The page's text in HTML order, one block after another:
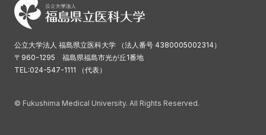
公立大学法人 福島県立医科大学 （法人番号 4380005002314）
〒960-1295 福島県福島市光が丘1番地
TEL:024-547-1111 （代表）
© Fukushima Medical University. All Rights Reserved.